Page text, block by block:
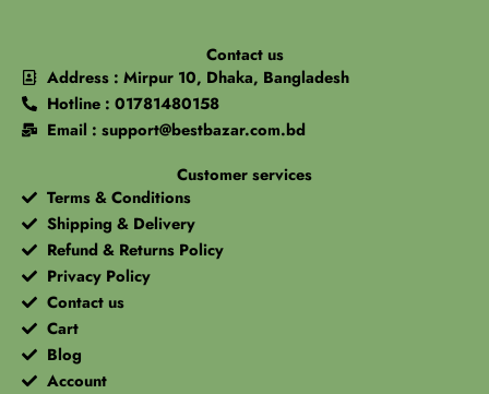
Contact us
Address : Mirpur 10, Dhaka, Bangladesh
Hotline : 01781480158
Email : support@bestbazar.com.bd
Customer services
Terms & Conditions
Shipping & Delivery
Refund & Returns Policy
Privacy Policy
Contact us
Cart
Blog
Account